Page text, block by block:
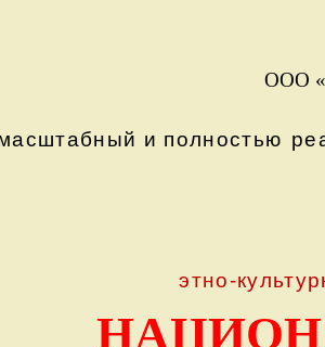
ООО
и полностью
этно-